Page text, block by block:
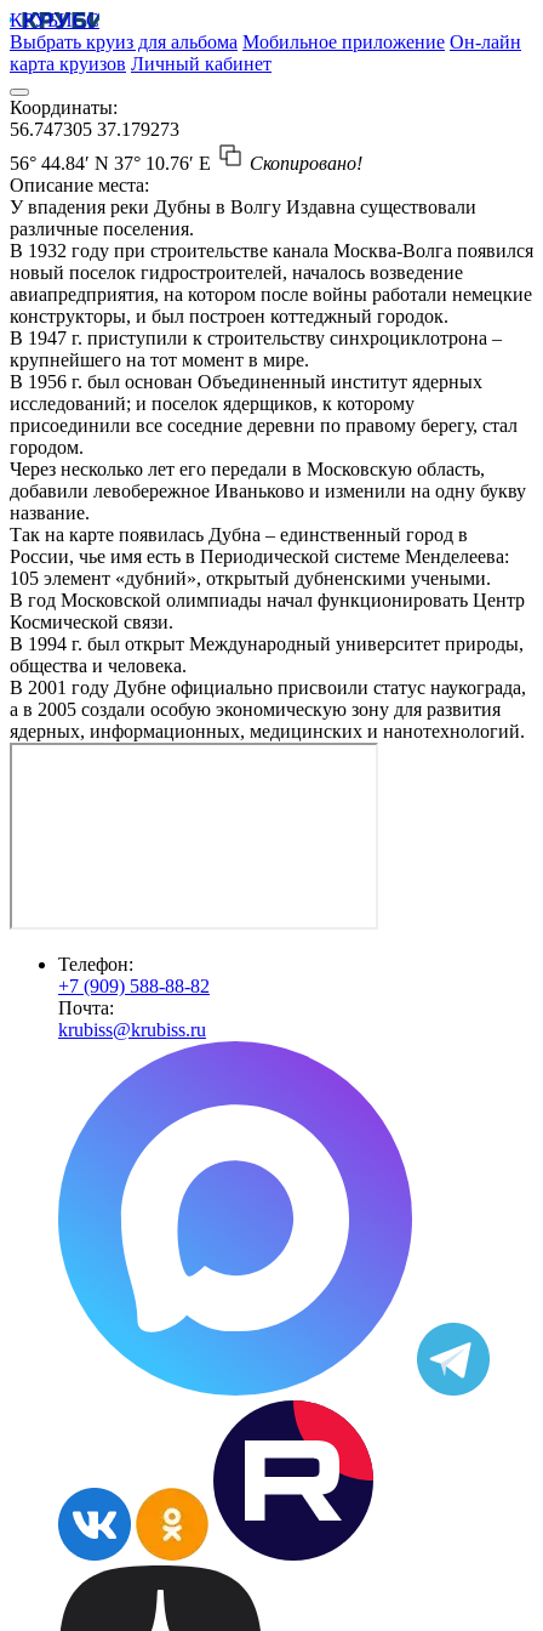
КРУБИСС
Выбрать круиз для альбома Мобильное приложение Он-лайн
карта круизов Личный кабинет
Координаты:
56.747305 37.179273
56° 44.84′ N 37° 10.76′ E
Скопировано!
Описание места:
У впадения реки Дубны в Волгу Издавна существовали
различные поселения.
В 1932 году при строительстве канала Москва-Волга появился
новый поселок гидростроителей, началось возведение
авиапредприятия, на котором после войны работали немецкие
конструкторы, и был построен коттеджный городок.
В 1947 г. приступили к строительству синхроциклотрона –
крупнейшего на тот момент в мире.
В 1956 г. был основан Объединенный институт ядерных
исследований; и поселок ядерщиков, к которому
присоединили все соседние деревни по правому берегу, стал
городом.
Через несколько лет его передали в Московскую область,
добавили левобережное Иваньково и изменили на одну букву
название.
Так на карте появилась Дубна – единственный город в
России, чье имя есть в Периодической системе Менделеева:
105 элемент «дубний», открытый дубненскими учеными.
В год Московской олимпиады начал функционировать Центр
Космической связи.
В 1994 г. был открыт Международный университет природы,
общества и человека.
В 2001 году Дубне официально присвоили статус наукограда,
а в 2005 создали особую экономическую зону для развития
ядерных, информационных, медицинских и нанотехнологий.
Телефон:
+7 (909) 588-88-82
Почта:
krubiss@krubiss.ru